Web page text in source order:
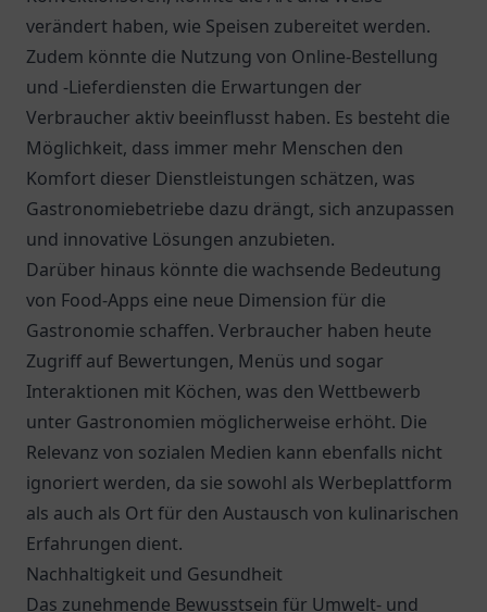
verändert haben, wie Speisen zubereitet werden.
Zudem könnte die Nutzung von Online-Bestellung
und -Lieferdiensten die Erwartungen der
Verbraucher aktiv beeinflusst haben. Es besteht die
Möglichkeit, dass immer mehr Menschen den
Komfort dieser Dienstleistungen schätzen, was
Gastronomiebetriebe dazu drängt, sich anzupassen
und innovative Lösungen anzubieten.
Darüber hinaus könnte die wachsende Bedeutung
von Food-Apps eine neue Dimension für die
Gastronomie schaffen. Verbraucher haben heute
Zugriff auf Bewertungen, Menüs und sogar
Interaktionen mit Köchen, was den Wettbewerb
unter Gastronomien möglicherweise erhöht. Die
Relevanz von sozialen Medien kann ebenfalls nicht
ignoriert werden, da sie sowohl als Werbeplattform
als auch als Ort für den Austausch von kulinarischen
Erfahrungen dient.
Nachhaltigkeit und Gesundheit
Das zunehmende Bewusstsein für Umwelt- und